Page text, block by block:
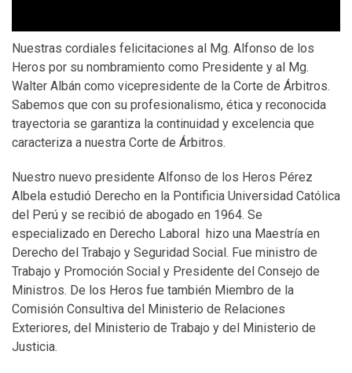
Nuestras cordiales felicitaciones al Mg. Alfonso de los
Heros por su nombramiento como Presidente y al Mg.
Walter Albán como vicepresidente de la Corte de Árbitros.
Sabemos que con su profesionalismo, ética y reconocida
trayectoria se garantiza la continuidad y excelencia que
caracteriza a nuestra Corte de Árbitros.
Nuestro nuevo presidente Alfonso de los Heros Pérez
Albela estudió Derecho en la Pontificia Universidad Católica
del Perú y se recibió de abogado en 1964. Se
especializado en Derecho Laboral hizo una Maestría en
Derecho del Trabajo y Seguridad Social. Fue ministro de
Trabajo y Promoción Social y Presidente del Consejo de
Ministros. De los Heros fue también Miembro de la
Comisión Consultiva del Ministerio de Relaciones
Exteriores, del Ministerio de Trabajo y del Ministerio de
Justicia.